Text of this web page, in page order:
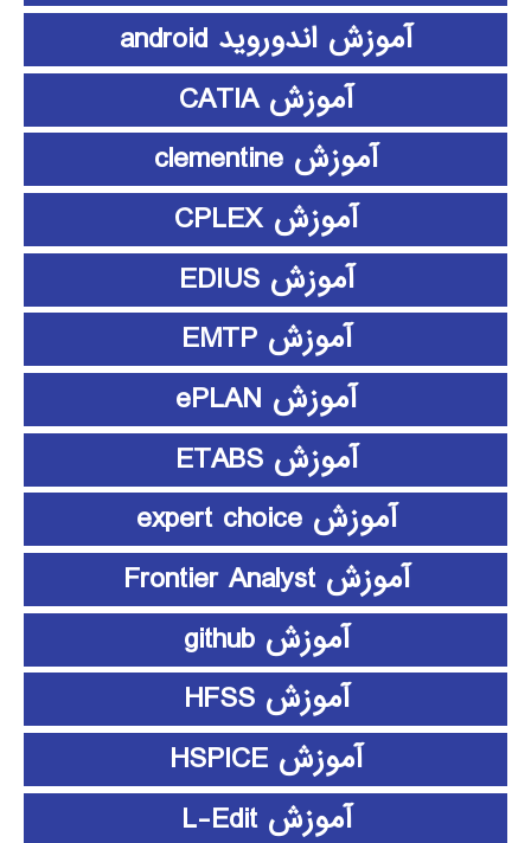
آموزش اندوروید android
آموزش CATIA
آموزش clementine
آموزش CPLEX
آموزش EDIUS
آموزش EMTP
آموزش ePLAN
آموزش ETABS
آموزش expert choice
آموزش Frontier Analyst
آموزش github
آموزش HFSS
آموزش HSPICE
آموزش L-Edit